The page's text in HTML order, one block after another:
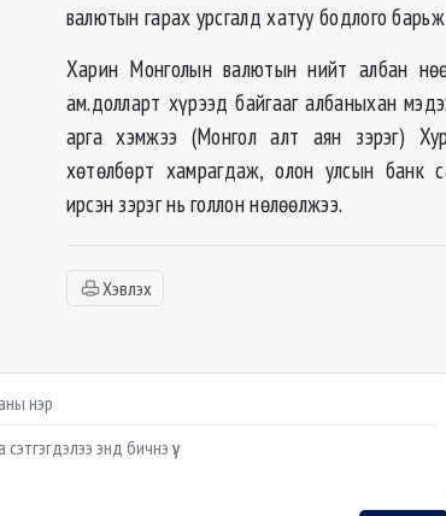
валютын гарах урсгалд хатуу бодлого
Харин Монголын валютын нийт албан
ам.долларт хүрээд байгааг албаныхан
арга хэмжээ (Монгол алт аян зэрэг) Ху
хөтөлбөрт хамрагдаж, олон улсын банк
ирсэн зэрэг нь голлон нөлөөлжээ.
Хэвлэх
бичих
textarea